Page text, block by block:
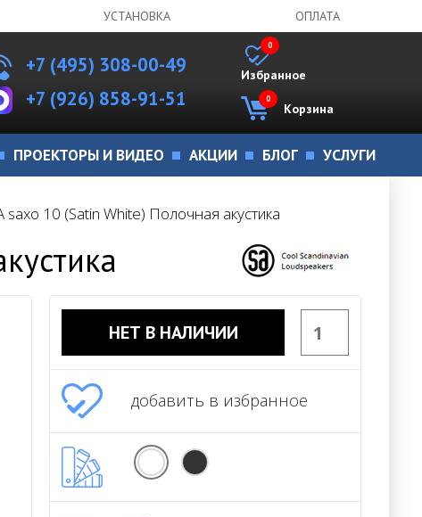
УСТАНОВКА ОПЛАТА
+7 (495) 308-00-49
+7 (926) 858-91-51
Избранное
0
Корзина
0
ПРОЕКТОРЫ И ВИДЕО АКЦИИ БЛОГ УСЛУГИ
saxo 10 (Satin White) Полочная акустика
НЕТ В НАЛИЧИИ
добавить в избранное